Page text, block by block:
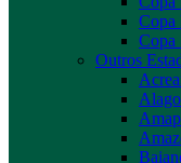
Copa
Copa
Outros